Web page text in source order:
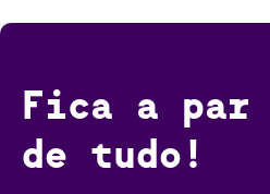
Fica a par
de tudo!